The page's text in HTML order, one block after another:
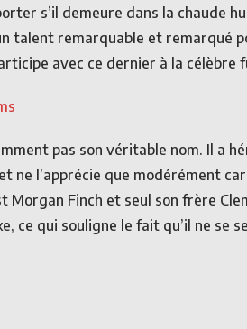
s’il demeure dans la chaude
talent remarquable et remarqué
avec ce dernier à la célèbre
pas son véritable nom. Il a
ne l’apprécie que modérément
Morgan Finch et seul son frère
ce qui souligne le fait qu’il ne se